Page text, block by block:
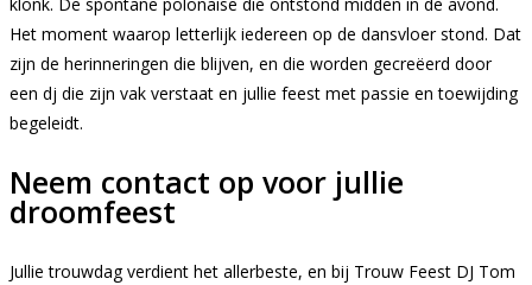
Het moment waarop letterlijk iedereen op de dansvloer stond. Dat
zijn de herinneringen die blijven, en die worden gecreëerd door
een dj die zijn vak verstaat en jullie feest met passie en toewijding
begeleidt.
Neem contact op voor jullie
droomfeest
Jullie trouwdag verdient het allerbeste, en bij Trouw Feest DJ Tom